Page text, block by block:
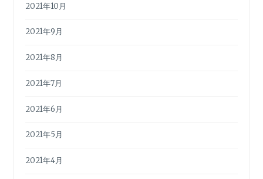
2021年10月
2021年9月
2021年8月
2021年7月
2021年6月
2021年5月
2021年4月